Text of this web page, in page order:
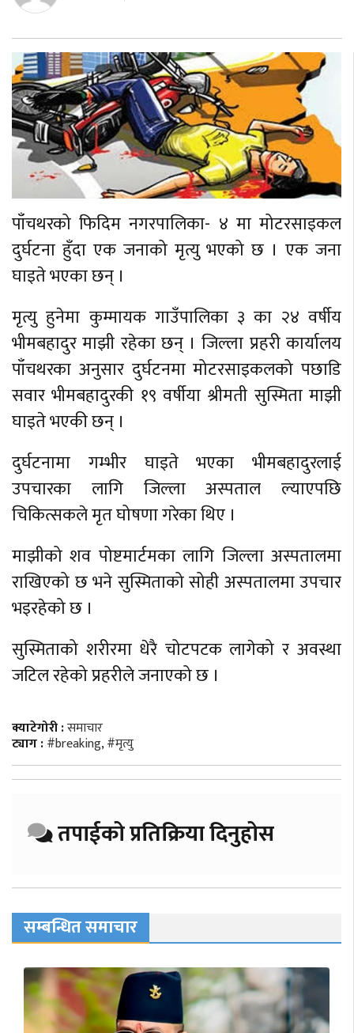
पाँचथरको फिदिम नगरपालिका- ४ मा मोटरसाइकल
दुर्घटना हुँदा एक जनाको मृत्यु भएको छ । एक जना
घाइते भएका छन् ।
मृत्यु हुनेमा कुम्मायक गाउँपालिका ३ का २४ वर्षीय
भीमबहादुर माझी रहेका छन् । जिल्ला प्रहरी कार्यालय
पाँचथरका अनुसार दुर्घटनमा मोटरसाइकलको पछाडि
सवार भीमबहादुरकी १९ वर्षीया श्रीमती सुस्मिता माझी
घाइते भएकी छन् ।
दुर्घटनामा गम्भीर घाइते भएका भीमबहादुरलाई
उपचारका लागि जिल्ला अस्पताल ल्याएपछि
चिकित्सकले मृत घोषणा गरेका थिए ।
माझीको शव पोष्टमार्टमका लागि जिल्ला अस्पतालमा
राखिएको छ भने सुस्मिताको सोही अस्पतालमा उपचार
भइरहेको छ ।
सुस्मिताको शरीरमा धेरै चोटपटक लागेको र अवस्था
जटिल रहेको प्रहरीले जनाएको छ ।
क्याटेगोरी :समाचार
ट्याग :#breaking,#मृत्यु
तपाईको प्रतिक्रिया दिनुहोस
सम्बन्धित समाचार